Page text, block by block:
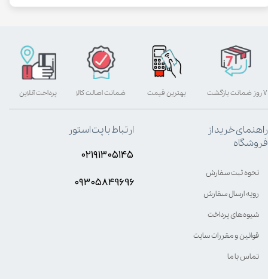
بهترین قیمت پرداخت آنلاین ۷ روز ضمانت بازگشت ضمانت اصالت کالا
راهنمای خرید از
فروشگاه
نحوه ثبت سفارش
رویه ارسال سفارش
شیوه‌های پرداخت
قوانین و مقررات سایت
تماس با ما
ارتباط با پت استور
۰۲۱۹۱۳۰۵۱۴۵
۰۹۳۰۵8۴9696